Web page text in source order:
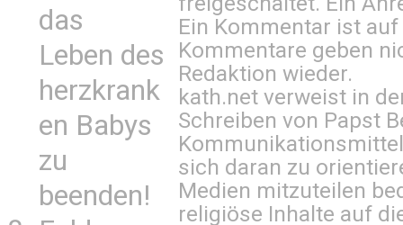
das
Leben des
herzkrank
en Babys
zu
beenden!
Ein Kommentar ist
Kommentare geben
Redaktion wieder.
kath.net verweist in
Schreiben von Papst
sich daran zu
Medien mitzuteilen
religiöse Inhalte auf